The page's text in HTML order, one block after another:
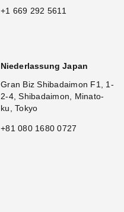
+1 669 292 5611
Niederlassung Japan
Gran Biz Shibadaimon F1, 1-
2-4, Shibadaimon, Minato-
ku, Tokyo
+81 080 1680 0727